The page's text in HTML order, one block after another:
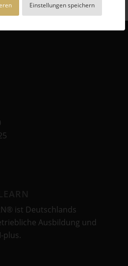
Einstellungen speichern
ist Deutschlands
Ausbildung und
plus.